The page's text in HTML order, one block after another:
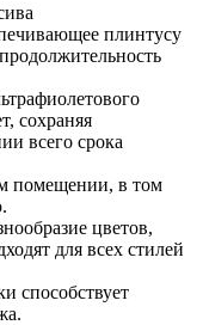
плинтусу
сохраняя
всего срока
помещении, в том
цветов,
для всех стилей
способствует